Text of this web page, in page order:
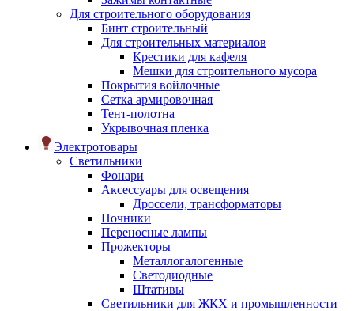
Для строительного оборудования
Бинт строительный
Для строительных материалов
Крестики для кафеля
Мешки для строительного мусора
Покрытия войлочные
Сетка армировочная
Тент-полотна
Укрывочная пленка
Электротовары
Светильники
Фонари
Аксессуары для освещения
Дроссели, трансформаторы
Ночники
Переносные лампы
Прожекторы
Металлогалогенные
Светодиодные
Штативы
Светильники для ЖКХ и промышленности